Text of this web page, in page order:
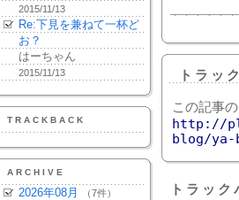
2015/11/13
Re:下見を兼ねて一杯ど
お？
はーちゃん
2015/11/13
TRACKBACK
ARCHIVE
2026年08月 （7件）
トラッ
この記事
http://
blog/ya-
トラッ